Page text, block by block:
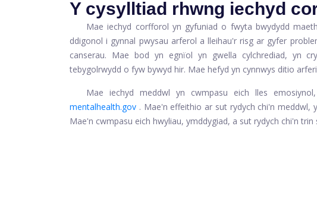
Y cysylltiad rhwng iechyd
Mae iechyd corfforol yn gyfuniad o fwyta bwydydd
ddigonol i gynnal pwysau arferol a lleihau'r risg ar gyfer
canserau. Mae bod yn egnïol yn gwella cylchrediad, yn
tebygolrwydd o fyw bywyd hir. Mae hefyd yn cynnwys ditio
Mae iechyd meddwl yn cwmpasu eich lles
mentalhealth.gov . Mae'n effeithio ar sut rydych chi'n meddwl,
Mae'n cwmpasu eich hwyliau, ymddygiad, a sut rydych chi'n trin